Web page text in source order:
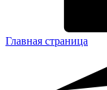
Главная страница